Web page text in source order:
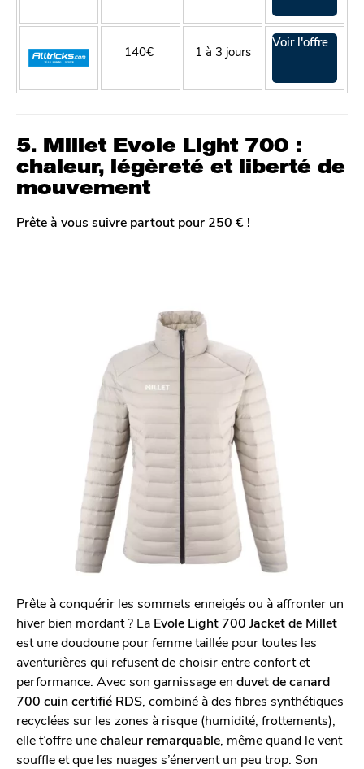
140€ 1 à 3 jours
Voir l'offre
5. Millet Evole Light 700 :
chaleur, légèreté et liberté de
mouvement
Prête à vous suivre partout pour 250 € !
Prête à conquérir les sommets enneigés ou à affronter un
hiver bien mordant ? La Evole Light 700 Jacket de Millet
est une doudoune pour femme taillée pour toutes les
aventurières qui refusent de choisir entre confort et
performance. Avec son garnissage en duvet de canard
700 cuin certifié RDS, combiné à des fibres synthétiques
recyclées sur les zones à risque (humidité, frottements),
elle t’offre unechaleur remarquable, même quand le vent
souffle et que les nuages s’énervent un peu trop. Son